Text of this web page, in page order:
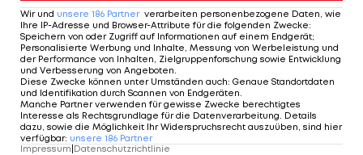
Wir und unsere 186 Partner verarbeiten personenbezogene Daten, wie
Ihre IP-Adresse und Browser-Attribute für die folgenden Zwecke:
Speichern von oder Zugriff auf Informationen auf einem Endgerät;
Personalisierte Werbung und Inhalte, Messung von Werbeleistung und
der Performance von Inhalten, Zielgruppenforschung sowie Entwicklung
und Verbesserung von Angeboten.
Diese Zwecke können unter Umständen auch: Genaue Standortdaten
und Identifikation durch Scannen von Endgeräten.
Manche Partner verwenden für gewisse Zwecke berechtigtes
Interesse als Rechtsgrundlage für die Datenverarbeitung. Details
dazu, sowie die Möglichkeit Ihr Widerspruchsrecht auszuüben, sind hier
verfügbar: unsere 186 Partner
Impressum Datenschutzrichtlinie